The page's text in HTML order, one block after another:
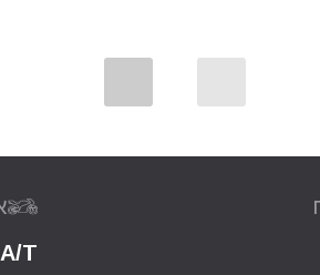
T